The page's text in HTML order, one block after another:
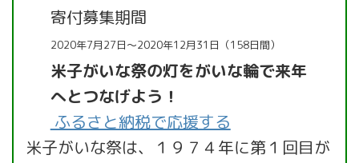
寄付募集期間
2020年7月27日～2020年12月31日（158日間）
米子がいな祭の灯をがいな輪で来年
へとつなげよう！
ふるさと納税で応援する
米子がいな祭は、１９７４年に第１回目が